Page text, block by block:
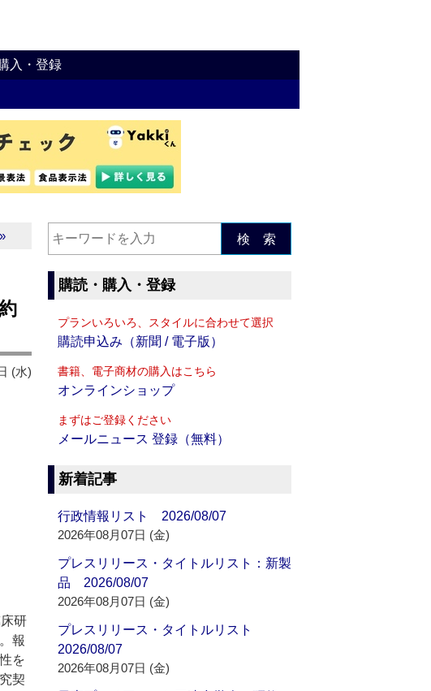
入・登録
(水)
研
報
を
契
検 索
購読・購入・登録
プランいろいろ、スタイルに合わせて選択
購読申込み（新聞 / 電子版）
書籍、電子商材の購入はこちら
オンラインショップ
まずはご登録ください
メールニュース 登録（無料）
新着記事
行政情報リスト 2026/08/07
2026年08月07日 (金)
プレスリリース・タイトルリスト：新製
品 2026/08/07
2026年08月07日 (金)
プレスリリース・タイトルリスト
2026/08/07
2026年08月07日 (金)